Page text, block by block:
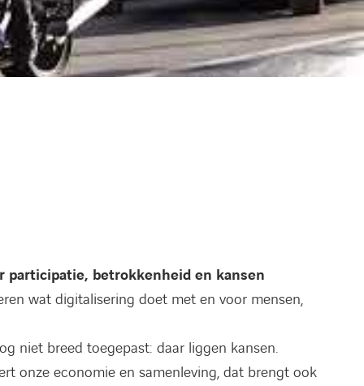
participatie, betrokkenheid en kansen
wat digitalisering doet met en voor mensen,
niet breed toegepast: daar liggen kansen.
onze economie en samenleving, dat brengt ook